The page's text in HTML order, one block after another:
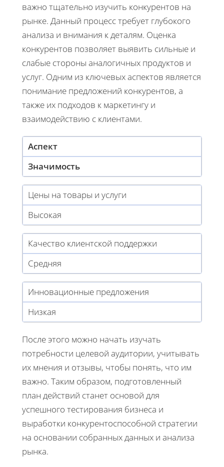
важно тщательно изучить конкурентов на
рынке. Данный процесс требует глубокого
анализа и внимания к деталям. Оценка
конкурентов позволяет выявить сильные и
слабые стороны аналогичных продуктов и
услуг. Одним из ключевых аспектов является
понимание предложений конкурентов, а
также их подходов к маркетингу и
взаимодействию с клиентами.
Аспект
Значимость
Цены на товары и услуги
Высокая
Качество клиентской поддержки
Средняя
Инновационные предложения
Низкая
После этого можно начать изучать
потребности целевой аудитории, учитывать
их мнения и отзывы, чтобы понять, что им
важно. Таким образом, подготовленный
план действий станет основой для
успешного тестирования бизнеса и
выработки конкурентоспособной стратегии
на основании собранных данных и анализа
рынка.